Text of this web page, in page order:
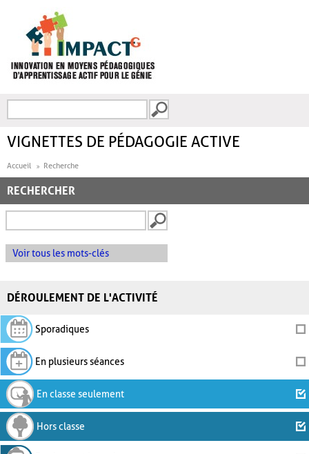
FORMULAIRE DE
VIGNETTES DE PÉDAGOGIE ACTIVE
Accueil Recherche
RECHERCHER
Voir tous les mots-clés
DÉROULEMENT DE L'ACTIVITÉ
Sporadiques
En plusieurs séances
En classe seulement
Hors classe